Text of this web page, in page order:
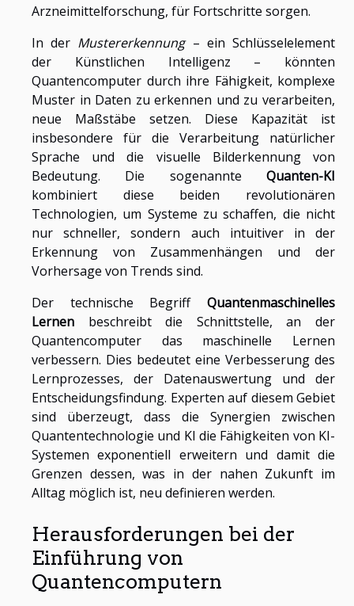
Arzneimittelforschung, für Fortschritte sorgen.
In der Mustererkennung– ein Schlüsselelement
der Künstlichen Intelligenz – könnten
Quantencomputer durch ihre Fähigkeit, komplexe
Muster in Daten zu erkennen und zu verarbeiten,
neue Maßstäbe setzen. Diese Kapazität ist
insbesondere für die Verarbeitung natürlicher
Sprache und die visuelle Bilderkennung von
Bedeutung. Die sogenannte Quanten-KI
kombiniert diese beiden revolutionären
Technologien, um Systeme zu schaffen, die nicht
nur schneller, sondern auch intuitiver in der
Erkennung von Zusammenhängen und der
Vorhersage von Trends sind.
Der technische Begriff Quantenmaschinelles
Lernen beschreibt die Schnittstelle, an der
Quantencomputer das maschinelle Lernen
verbessern. Dies bedeutet eine Verbesserung des
Lernprozesses, der Datenauswertung und der
Entscheidungsfindung. Experten auf diesem Gebiet
sind überzeugt, dass die Synergien zwischen
Quantentechnologie und KI die Fähigkeiten von KI-
Systemen exponentiell erweitern und damit die
Grenzen dessen, was in der nahen Zukunft im
Alltag möglich ist, neu definieren werden.
Herausforderungen bei der
Einführung von
Quantencomputern